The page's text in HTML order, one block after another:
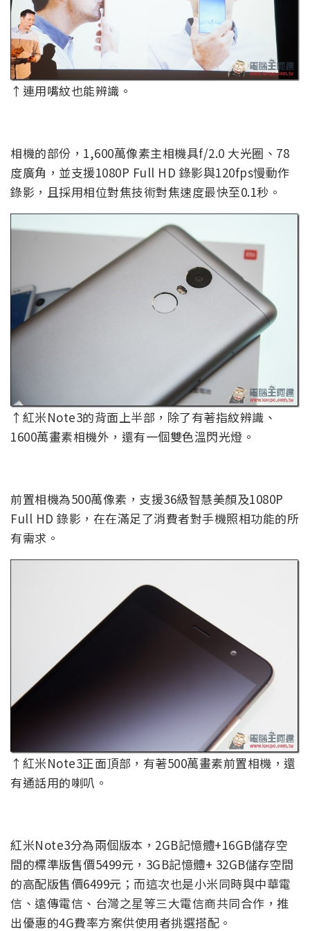
↑連用嘴紋也能辨識。
相機的部份，1,600萬像素主相機具f/2.0 大光圈、78
度廣角，並支援1080P Full HD 錄影與120fps慢動作
錄影，且採用相位對焦技術對焦速度最快至0.1秒。
↑紅米Note3的背面上半部，除了有著指紋辨識、
1600萬畫素相機外，還有一個雙色溫閃光燈。
前置相機為500萬像素，支援36級智慧美顏及1080P
Full HD 錄影，在在滿足了消費者對手機照相功能的所
有需求。
↑紅米Note3正面頂部，有著500萬畫素前置相機，還
有通話用的喇叭。
紅米Note3分為兩個版本，2GB記憶體+16GB儲存空
間的標準版售價5499元，3GB記憶體+ 32GB儲存空間
的高配版售價6499元；而這次也是小米同時與中華電
信、遠傳電信、台灣之星等三大電信商共同合作，推
出優惠的4G費率方案供使用者挑選搭配。